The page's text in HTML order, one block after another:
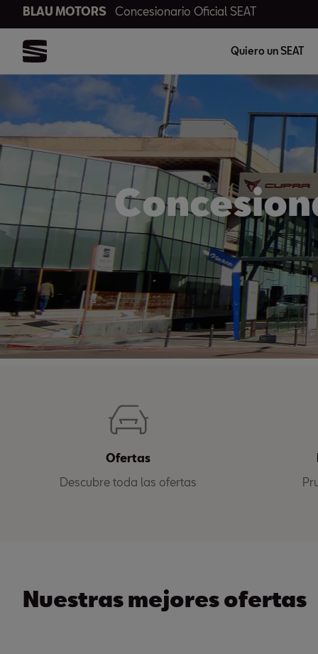
BLAU MOTORS Concesionario Oficial SEAT
Quiero un SEAT
Ofertas
Descubre toda las ofertas
Nuestras mejores ofertas